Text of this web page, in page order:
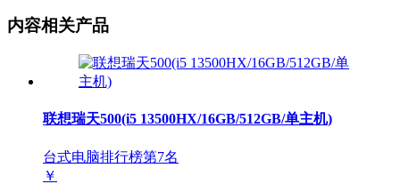
内容相关产品
联想瑞天500(i5 13500HX/16GB/512GB/单主机)
台式电脑排行榜第7名
￥